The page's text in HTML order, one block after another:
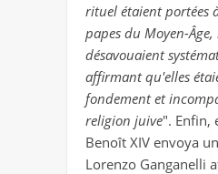
rituel étaient portées
papes du Moyen-Âge,
désavouaient
affirmant qu'elles
fondement et
religion juive". Enfin,
Benoît XIV envoya
Lorenzo Ganganelli